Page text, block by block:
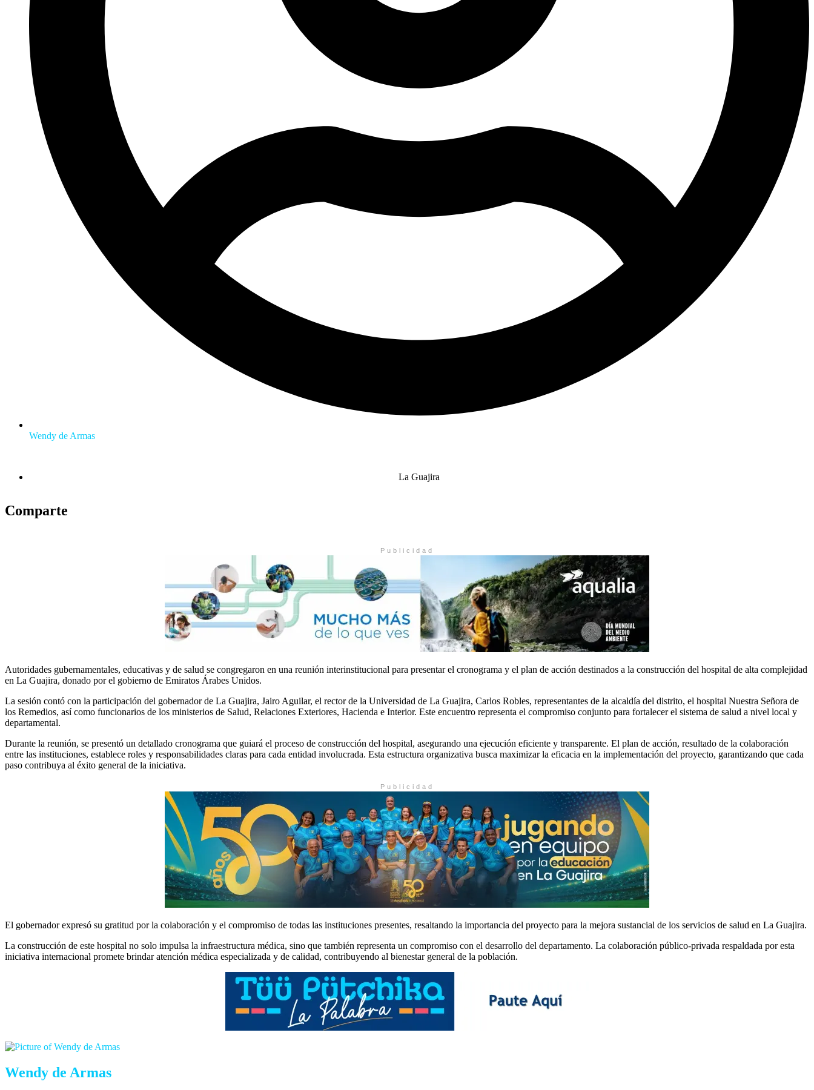
Wendy de Armas
La Guajira
Comparte
Publicidad
Autoridades gubernamentales, educativas y de salud se congregaron en una reunión interinstitucional para presentar el cronograma y el plan de acción destinados a la construcción del hospital de alta complejidad
en La Guajira, donado por el gobierno de Emiratos Árabes Unidos.
La sesión contó con la participación del gobernador de La Guajira, Jairo Aguilar, el rector de la Universidad de La Guajira, Carlos Robles, representantes de la alcaldía del distrito, el hospital Nuestra Señora de
los Remedios, así como funcionarios de los ministerios de Salud, Relaciones Exteriores, Hacienda e Interior. Este encuentro representa el compromiso conjunto para fortalecer el sistema de salud a nivel local y
departamental.
Durante la reunión, se presentó un detallado cronograma que guiará el proceso de construcción del hospital, asegurando una ejecución eficiente y transparente. El plan de acción, resultado de la colaboración
entre las instituciones, establece roles y responsabilidades claras para cada entidad involucrada. Esta estructura organizativa busca maximizar la eficacia en la implementación del proyecto, garantizando que cada
paso contribuya al éxito general de la iniciativa.
Publicidad
El gobernador expresó su gratitud por la colaboración y el compromiso de todas las instituciones presentes, resaltando la importancia del proyecto para la mejora sustancial de los servicios de salud en La Guajira.
La construcción de este hospital no solo impulsa la infraestructura médica, sino que también representa un compromiso con el desarrollo del departamento. La colaboración público-privada respaldada por esta
iniciativa internacional promete brindar atención médica especializada y de calidad, contribuyendo al bienestar general de la población.
Wendy de Armas